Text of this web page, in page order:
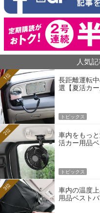
人気
長距離運転
選【夏活カー
1位
トピックス
車内をもっ
活カー用品ベ
2位
トピックス
車内の温度
用品ベストバ
3位